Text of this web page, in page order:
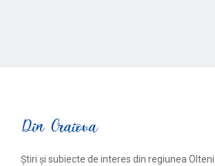
Știri și subiecte de interes din regiunea